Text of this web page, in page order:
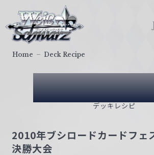
ァ
イ
｜
Deck
デッキレシピ
Home Deck Recipe
2010年ブシロードカードフェ
決勝大会